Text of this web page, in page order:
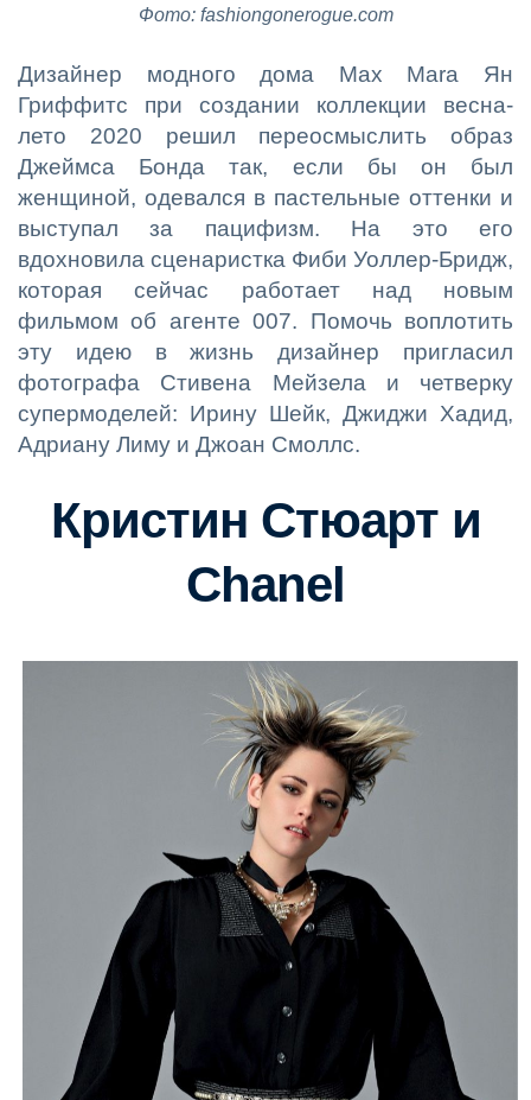
Фото: fashiongonerogue.com
Дизайнер модного дома Max Mara Ян
Гриффитс при создании коллекции весна-
лето 2020 решил переосмыслить образ
Джеймса Бонда так, если бы он был
женщиной, одевался в пастельные оттенки и
выступал за пацифизм. На это его
вдохновила сценаристка Фиби Уоллер-Бридж,
которая сейчас работает над новым
фильмом об агенте 007. Помочь воплотить
эту идею в жизнь дизайнер пригласил
фотографа Стивена Мейзела и четверку
супермоделей: Ирину Шейк, Джиджи Хадид,
Адриану Лиму и Джоан Смоллс.
Кристин Стюарт и
Chanel